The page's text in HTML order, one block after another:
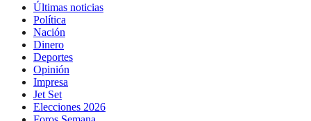
Últimas noticias
Política
Nación
Dinero
Deportes
Opinión
Impresa
Jet Set
Elecciones 2026